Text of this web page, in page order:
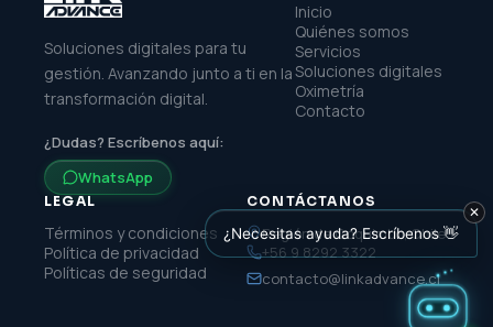
Soluciones digitales para tu
gestión. Avanzando junto a ti en la
transformación digital.
¿Dudas? Escríbenos aquí:
WhatsApp
Inicio
Quiénes somos
Servicios
Soluciones digitales
Oximetría
Contacto
LEGAL
Términos y condiciones
Política de privacidad
Políticas de seguridad
CONTÁCTANOS
Región de Coquimbo, Chile
+56 9 8292 3322
contacto@linkadvance.cl
✕
¿Necesitas ayuda? Escríbenos 👋